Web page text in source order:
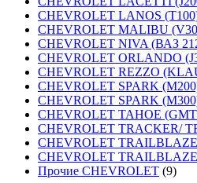
CHEVROLET LANOS
CHEVROLET MALIBU
CHEVROLET NIVA (ВАЗ
CHEVROLET ORLANDO
CHEVROLET REZZO
CHEVROLET SPARK
CHEVROLET SPARK
CHEVROLET TAHOE
CHEVROLET TRACKER/
CHEVROLET
CHEVROLET
Прочие CHEVROLET (9)